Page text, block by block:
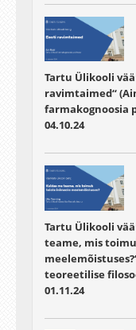
Tartu Ülikooli
ravimtaimed“
farmakognoosia
04.10.24
Tartu Ülikooli
teame, mis
teoreetilise
01.11.24